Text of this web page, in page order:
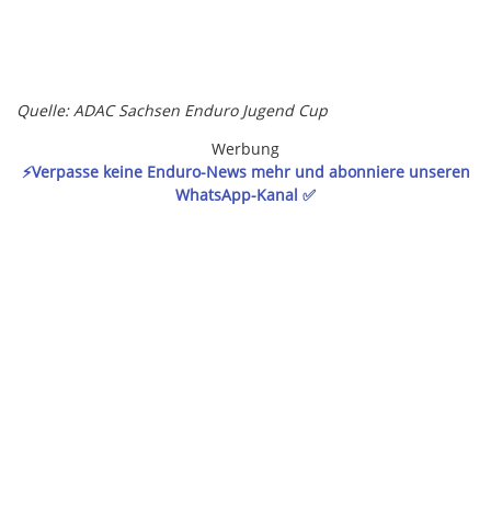
Quelle: ADAC Sachsen Enduro Jugend Cup
Werbung
⚡️Verpasse keine Enduro-News mehr und abonniere unseren
WhatsApp-Kanal ✅